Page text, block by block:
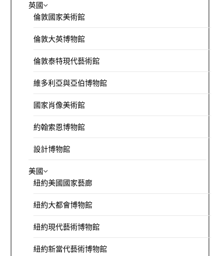
英國
倫敦國家美術館
倫敦大英博物館
倫敦泰特現代藝術館
維多利亞與亞伯博物館
國家肖像美術館
約翰索恩博物館
設計博物館
美國
紐約美國國家藝廊
紐約大都會博物館
紐約現代藝術博物館
紐約新當代藝術博物館